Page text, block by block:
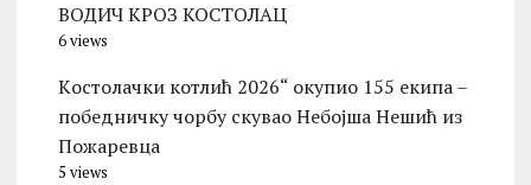
ВОДИЧ КРОЗ КОСТОЛАЦ
6 views
Kостолачки котлић 2026“ окупио 155 екипа –
победничку чорбу скувао Небојша Нешић из
Пожаревца
5 views